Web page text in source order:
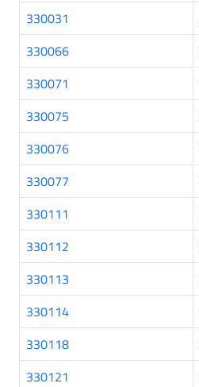
330031
330066
330071
330075
330076
330077
330111
330112
330113
330114
330118
330121